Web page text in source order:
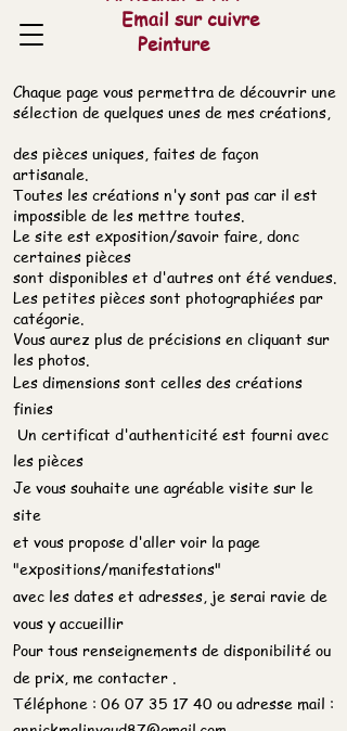
Email sur cuivre
Peinture
Chaque page vous permettra de découvrir une
sélection de quelques unes de mes créations,
des pièces uniques, faites de façon
artisanale.
Toutes les créations n'y sont pas car il est
impossible de les mettre toutes.
Le site est exposition/savoir faire, donc
certaines pièces
sont disponibles et d'autres ont été vendues.
Les petites pièces sont photographiées par
catégorie.
Vous aurez plus de précisions en cliquant sur
les photos.
Les dimensions sont celles des créations
finies
Un certificat d'authenticité est fourni avec
les pièces
Je vous souhaite une agréable visite sur le
site
et vous propose d'aller voir la page
"expositions/manifestations"
avec les dates et adresses, je serai ravie de
vous y accueillir
Pour tous renseignements de disponibilité ou
de prix, me contacter .
Téléphone : 06 07 35 17 40 ou adresse mail :